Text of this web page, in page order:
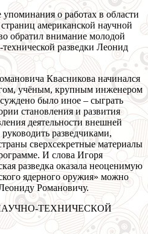
о работах в области
американской научной
обратил внимание молодой
разведки Леонид
Квасникова начинался
учёным, крупным инженером
было иное – сыграть
становления и развития
деятельности внешней
разведчиками,
сверхсекретные материалы
И слова Игоря
разведка оказала неоценимую
ядерного оружия» можно
Романовичу.
ТЕХНИЧЕСКОЙ